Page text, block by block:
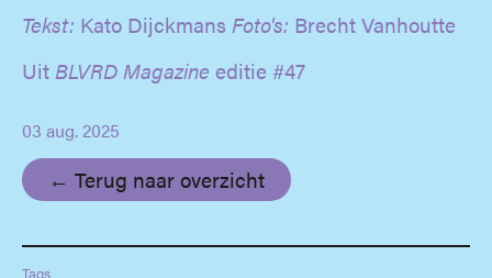
Tekst: Kato Dijckmans Foto's: Brecht Vanhoutte
UitBLVRD Magazine editie #47
03 aug. 2025
← Terug naar overzicht
Tags